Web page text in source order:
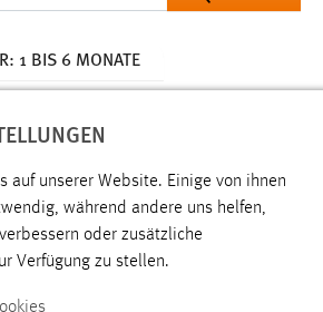
pro Seite:
SORTIEREN NACH
während andere uns helfen,
Verfügung zu stellen.